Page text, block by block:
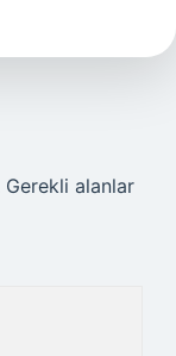
Gerekli alanlar